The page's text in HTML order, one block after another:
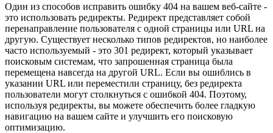
Один из способов исправить ошибку 404 на вашем веб-сайте -
это использовать редиректы. Редирект представляет собой
перенаправление пользователя с одной страницы или URL на
другую. Существует несколько типов редиректов, но наиболее
часто используемый - это 301 редирект, который указывает
поисковым системам, что запрошенная страница была
перемещена навсегда на другой URL. Если вы ошиблись в
указании URL или переместили страницу, без редиректа
пользователи могут столкнуться с ошибкой 404. Поэтому,
используя редиректы, вы можете обеспечить более гладкую
навигацию на вашем сайте и улучшить его поисковую
оптимизацию.